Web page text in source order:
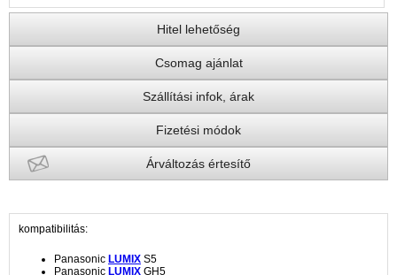
Hitel lehetőség
Csomag ajánlat
Szállítási infok, árak
Fizetési módok
Árváltozás értesítő
kompatibilitás:
Panasonic LUMIX S5
Panasonic LUMIX GH5